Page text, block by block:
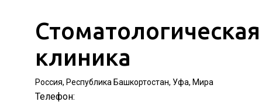
Стоматологическая
клиника
Россия, Республика Башкортостан, Уфа, Мира
Телефон: